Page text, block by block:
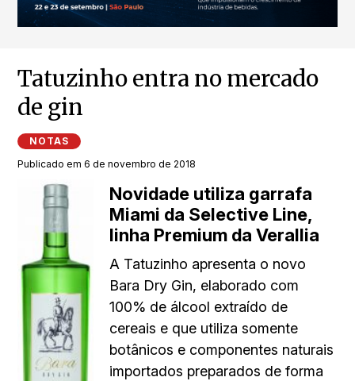
Tatuzinho entra no mercado
de gin
NOTAS
Publicado em 6 de novembro de 2018
Novidade utiliza garrafa
Miami da Selective Line,
linha Premium da Verallia
A Tatuzinho apresenta o novo
Bara Dry Gin, elaborado com
100% de álcool extraído de
cereais e que utiliza somente
botânicos e componentes naturais
importados preparados de forma